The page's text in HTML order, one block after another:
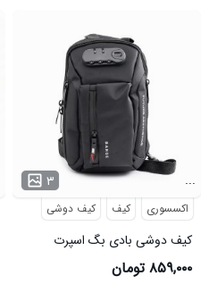
۳ ...
اکسسوری کیف کیف دوشی
کیف دوشی بادی بگ اسپرت
Bange مدل 50695
۸۵۹,۰۰۰ تومان